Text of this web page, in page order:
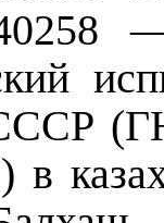
—